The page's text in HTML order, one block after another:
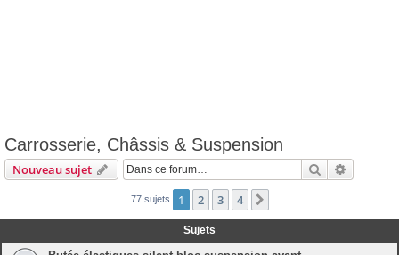
Carrosserie, Châssis & Suspension
Nouveau sujet Rechercher
77 sujets 1 2 3 4
Sujets